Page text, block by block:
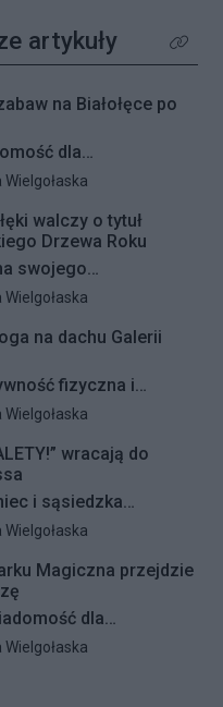
artykuły Kliknij
na Białołęce po
dla
mieszkańców
na trzech
– przy ulicach
Ruskowy Bród i
walczy o tytuł
Drzewa Roku
swojego
w plebiscycie na
zakwalifikował
szypułkowy
ul. Konturowej. Teraz
zadecydują głosy
na dachu Galerii
fizyczna i
pełna zieleni
zapraszają
na bezpłatne zajęcia
wracają do
i sąsiedzka
zagoszczą w
VII edycja
potańcówek „O RETY!
Magiczna przejdzie
dla
Białołęki i miłośników